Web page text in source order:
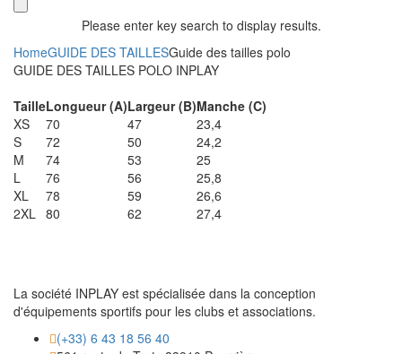
Please enter key search to display results.
HomeGUIDE DES TAILLESGuide des tailles polo
GUIDE DES TAILLES POLO INPLAY
TailleLongueur (A)Largeur (B)Manche (C)
XS
70 47
23,4
S
72 50
24,2
M
74 53
25
L
76 56
25,8
XL
78 59
26,6
2XL 80 62 27,4
La société INPLAY est spécialisée dans la conception
d'équipements sportifs pour les clubs et associations.
(+33) 6 43 18 56 40